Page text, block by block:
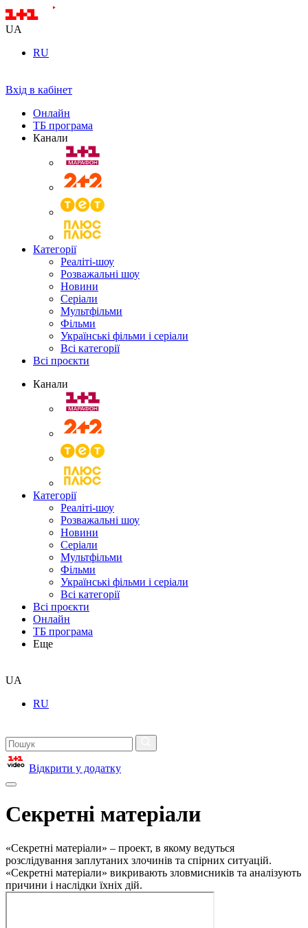
UA
RU
Вхід в кабінет
Онлайн
ТБ програма
Канали
Категорії
Реаліті-шоу
Розважальні шоу
Новини
Серіали
Мультфільми
Фільми
Українські фільми і серіали
Всі категорії
Всі проєкти
Канали
Категорії
Реаліті-шоу
Розважальні шоу
Новини
Серіали
Мультфільми
Фільми
Українські фільми і серіали
Всі категорії
Всі проєкти
Онлайн
ТБ програма
Еще
UA
RU
Відкрити у додатку
Секретні матеріали
«Секретні матеріали» – проект, в якому ведуться
розслідування заплутаних злочинів та спірних ситуацій.
«Секретні матеріали» викривають зловмисників та аналізують
причини і наслідки їхніх дій.